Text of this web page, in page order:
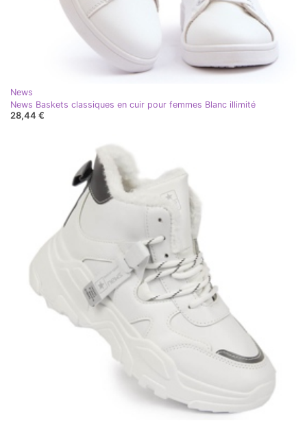
News
News Baskets classiques en cuir pour femmes Blanc illimité
28,44 €